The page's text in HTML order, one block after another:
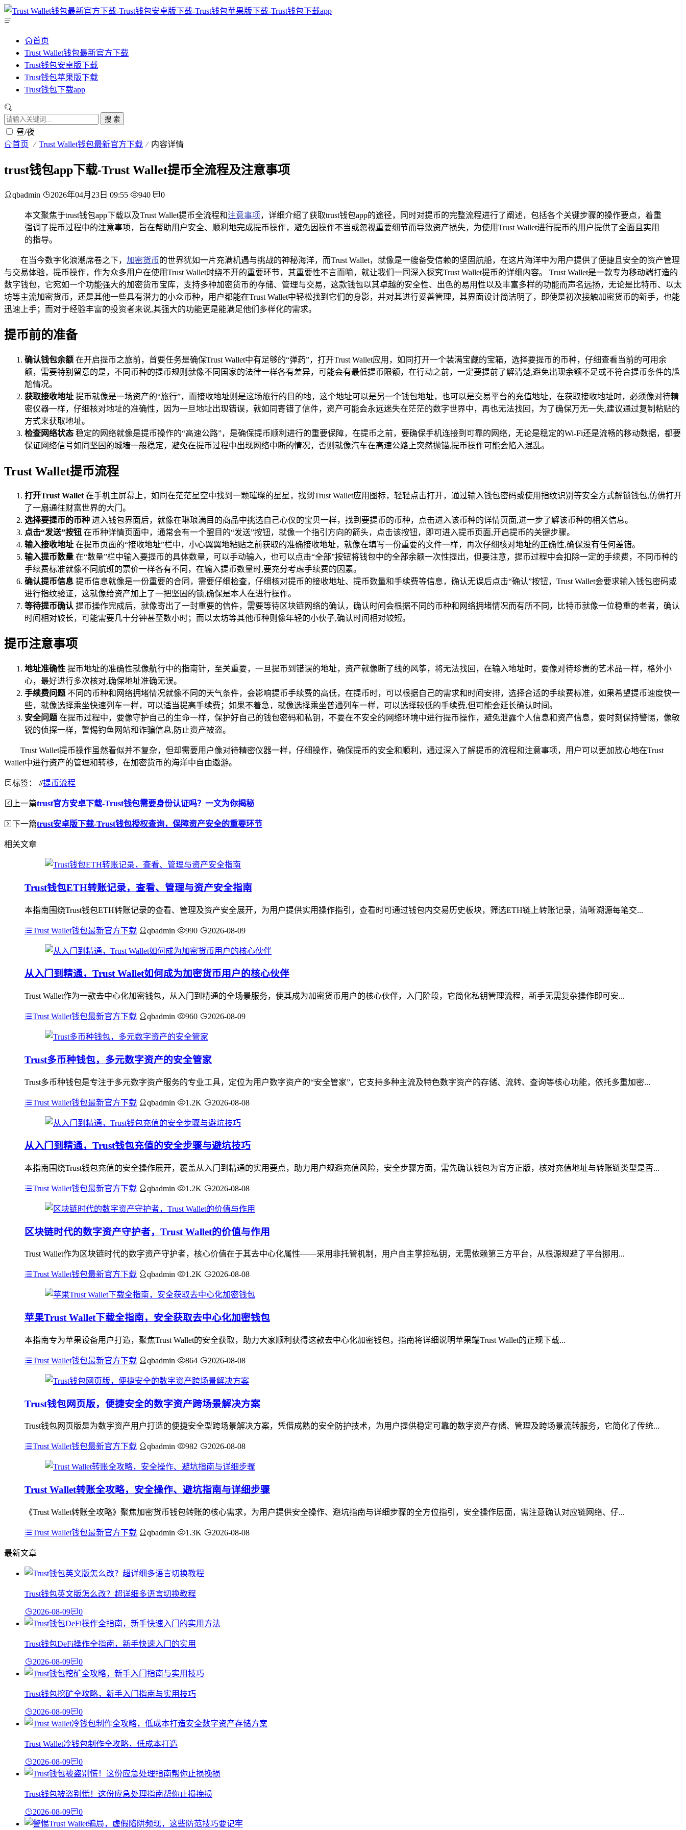
首页
Trust Wallet钱包最新官方下载
Trust钱包安卓版下载
Trust钱包苹果版下载
Trust钱包下载app
搜 索
昼/夜
首页 Trust Wallet钱包最新官方下载 内容详情
trust钱包app下载-Trust Wallet提币全流程及注意事项
qbadmin 2026年04月23日 09:55 940 0
本文聚焦于trust钱包app下载以及Trust Wallet提币全流程和注意事项，详细介绍了获取trust钱包app的途径，同时对提币的完整流程进行了阐述，包括各个关键步骤的操作要点，着重
强调了提币过程中的注意事项，旨在帮助用户安全、顺利地完成提币操作，避免因操作不当或忽视重要细节而导致资产损失，为使用Trust Wallet进行提币的用户提供了全面且实用
的指导。
在当今数字化浪潮席卷之下， 加密货币的世界犹如一片充满机遇与挑战的神秘海洋，而Trust Wallet，就像是一艘备受信赖的坚固航船，在这片海洋中为用户提供了便捷且安全的资产管理
与交易体验，提币操作，作为众多用户在使用Trust Wallet时绕不开的重要环节，其重要性不言而喻，就让我们一同深入探究Trust Wallet提币的详细内容。 Trust Wallet是一款专为移动端打造的
数字钱包，它宛如一个功能强大的加密货币宝库，支持多种加密货币的存储、管理与交易，这款钱包以其卓越的安全性、出色的易用性以及丰富多样的功能而声名远扬，无论是比特币、以太
坊等主流加密货币，还是其他一些具有潜力的小众币种，用户都能在Trust Wallet中轻松找到它们的身影，并对其进行妥善管理，其界面设计简洁明了，即使是初次接触加密货币的新手，也能
迅速上手；而对于经验丰富的投资者来说,其强大的功能更是能满足他们多样化的需求。
提币前的准备
确认钱包余额 在开启提币之旅前，首要任务是确保Trust Wallet中有足够的“弹药”，打开Trust Wallet应用，如同打开一个装满宝藏的宝箱，选择要提币的币种，仔细查看当前的可用余
额，需要特别留意的是，不同币种的提币规则就像不同国家的法律一样各有差异，可能会有最低提币限额，在行动之前，一定要提前了解清楚,避免出现余额不足或不符合提币条件的尴
尬情况。
获取接收地址 提币就像是一场资产的“旅行”，而接收地址则是这场旅行的目的地，这个地址可以是另一个钱包地址，也可以是交易平台的充值地址，在获取接收地址时，必须像对待精
密仪器一样，仔细核对地址的准确性，因为一旦地址出现错误，就如同寄错了信件，资产可能会永远迷失在茫茫的数字世界中，再也无法找回，为了确保万无一失,建议通过复制粘贴的
方式来获取地址。
检查网络状态 稳定的网络就像是提币操作的“高速公路”，是确保提币顺利进行的重要保障，在提币之前，要确保手机连接到可靠的网络，无论是稳定的Wi-Fi还是流畅的移动数据，都要
保证网络信号如同坚固的城墙一般稳定，避免在提币过程中出现网络中断的情况，否则就像汽车在高速公路上突然抛锚,提币操作可能会陷入混乱。
Trust Wallet提币流程
打开Trust Wallet在手机主屏幕上，如同在茫茫星空中找到一颗璀璨的星星，找到Trust Wallet应用图标，轻轻点击打开，通过输入钱包密码或使用指纹识别等安全方式解锁钱包,仿佛打开
了一扇通往财富世界的大门。
选择要提币的币种 进入钱包界面后，就像在琳琅满目的商品中挑选自己心仪的宝贝一样，找到要提币的币种，点击进入该币种的详情页面,进一步了解该币种的相关信息。
点击“发送”按钮 在币种详情页面中，通常会有一个醒目的“发送”按钮，就像一个指引方向的箭头，点击该按钮，即可进入提币页面,开启提币的关键步骤。
输入接收地址 在提币页面的“接收地址”栏中，小心翼翼地粘贴之前获取的准确接收地址，就像在填写一份重要的文件一样，再次仔细核对地址的正确性,确保没有任何差错。
输入提币数量 在“数量”栏中输入要提币的具体数量，可以手动输入，也可以点击“全部”按钮将钱包中的全部余额一次性提出，但要注意，提币过程中会扣除一定的手续费，不同币种的
手续费标准就像不同航班的票价一样各有不同，在输入提币数量时,要充分考虑手续费的因素。
确认提币信息 提币信息就像是一份重要的合同，需要仔细检查，仔细核对提币的接收地址、提币数量和手续费等信息，确认无误后点击“确认”按钮，Trust Wallet会要求输入钱包密码或
进行指纹验证，这就像给资产加上了一把坚固的锁,确保是本人在进行操作。
等待提币确认 提币操作完成后，就像寄出了一封重要的信件，需要等待区块链网络的确认，确认时间会根据不同的币种和网络拥堵情况而有所不同，比特币就像一位稳重的老者，确认
时间相对较长，可能需要几十分钟甚至数小时；而以太坊等其他币种则像年轻的小伙子,确认时间相对较短。
提币注意事项
地址准确性 提币地址的准确性就像航行中的指南针，至关重要，一旦提币到错误的地址，资产就像断了线的风筝，将无法找回，在输入地址时，要像对待珍贵的艺术品一样，格外小
心，最好进行多次核对,确保地址准确无误。
手续费问题 不同的币种和网络拥堵情况就像不同的天气条件，会影响提币手续费的高低，在提币时，可以根据自己的需求和时间安排，选择合适的手续费标准，如果希望提币速度快一
些，就像选择乘坐快速列车一样，可以适当提高手续费；如果不着急，就像选择乘坐普通列车一样，可以选择较低的手续费,但可能会延长确认时间。
安全问题 在提币过程中，要像守护自己的生命一样，保护好自己的钱包密码和私钥，不要在不安全的网络环境中进行提币操作，避免泄露个人信息和资产信息，要时刻保持警惕，像敏
锐的侦探一样，警惕钓鱼网站和诈骗信息,防止资产被盗。
Trust Wallet提币操作虽然看似并不复杂，但却需要用户像对待精密仪器一样，仔细操作，确保提币的安全和顺利，通过深入了解提币的流程和注意事项，用户可以更加放心地在Trust
Wallet中进行资产的管理和转移，在加密货币的海洋中自由遨游。
标签： #提币流程
上一篇trust官方安卓下载-Trust钱包需要身份认证吗？一文为你揭秘
下一篇trust安卓版下载-Trust钱包授权查询，保障资产安全的重要环节
相关文章
Trust钱包ETH转账记录，查看、管理与资产安全指南
本指南围绕Trust钱包ETH转账记录的查看、管理及资产安全展开，为用户提供实用操作指引，查看时可通过钱包内交易历史板块，筛选ETH链上转账记录，清晰溯源每笔交...
Trust Wallet钱包最新官方下载 qbadmin 990 2026-08-09
从入门到精通，Trust Wallet如何成为加密货币用户的核心伙伴
Trust Wallet作为一款去中心化加密钱包，从入门到精通的全场景服务，使其成为加密货币用户的核心伙伴，入门阶段，它简化私钥管理流程，新手无需复杂操作即可安...
Trust Wallet钱包最新官方下载 qbadmin 960 2026-08-09
Trust多币种钱包，多元数字资产的安全管家
Trust多币种钱包是专注于多元数字资产服务的专业工具，定位为用户数字资产的“安全管家”，它支持多种主流及特色数字资产的存储、流转、查询等核心功能，依托多重加密...
Trust Wallet钱包最新官方下载 qbadmin 1.2K 2026-08-08
从入门到精通，Trust钱包充值的安全步骤与避坑技巧
本指南围绕Trust钱包充值的安全操作展开，覆盖从入门到精通的实用要点，助力用户规避充值风险，安全步骤方面，需先确认钱包为官方正版，核对充值地址与转账链类型是否...
Trust Wallet钱包最新官方下载 qbadmin 1.2K 2026-08-08
区块链时代的数字资产守护者，Trust Wallet的价值与作用
Trust Wallet作为区块链时代的数字资产守护者，核心价值在于其去中心化属性——采用非托管机制，用户自主掌控私钥，无需依赖第三方平台，从根源规避了平台挪用...
Trust Wallet钱包最新官方下载 qbadmin 1.2K 2026-08-08
苹果Trust Wallet下载全指南，安全获取去中心化加密钱包
本指南专为苹果设备用户打造，聚焦Trust Wallet的安全获取，助力大家顺利获得这款去中心化加密钱包，指南将详细说明苹果端Trust Wallet的正规下载...
Trust Wallet钱包最新官方下载 qbadmin 864 2026-08-08
Trust钱包网页版，便捷安全的数字资产跨场景解决方案
Trust钱包网页版是为数字资产用户打造的便捷安全型跨场景解决方案，凭借成熟的安全防护技术，为用户提供稳定可靠的数字资产存储、管理及跨场景流转服务，它简化了传统...
Trust Wallet钱包最新官方下载 qbadmin 982 2026-08-08
Trust Wallet转账全攻略，安全操作、避坑指南与详细步骤
《Trust Wallet转账全攻略》聚焦加密货币钱包转账的核心需求，为用户提供安全操作、避坑指南与详细步骤的全方位指引，安全操作层面，需注意确认对应链网络、仔...
Trust Wallet钱包最新官方下载 qbadmin 1.3K 2026-08-08
最新文章
Trust钱包英文版怎么改？超详细多语言切换教程
2026-08-09 0
Trust钱包DeFi操作全指南，新手快速入门的实用
2026-08-09 0
Trust钱包挖矿全攻略，新手入门指南与实用技巧
2026-08-09 0
Trust Wallet冷钱包制作全攻略，低成本打造
2026-08-09 0
Trust钱包被盗别慌！这份应急处理指南帮你止损挽损
2026-08-09 0